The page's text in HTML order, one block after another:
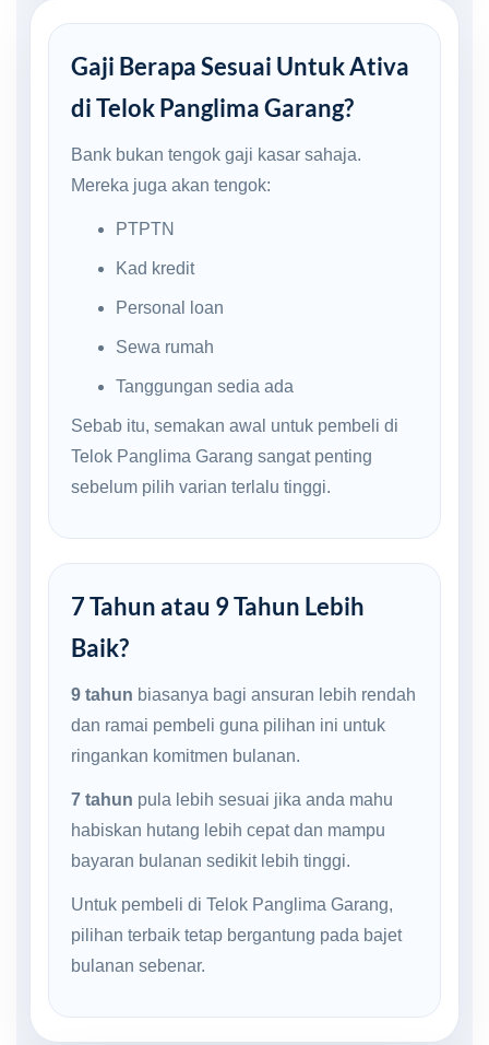
Gaji Berapa Sesuai Untuk Ativa
di Telok Panglima Garang?
Bank bukan tengok gaji kasar sahaja.
Mereka juga akan tengok:
PTPTN
Kad kredit
Personal loan
Sewa rumah
Tanggungan sedia ada
Sebab itu, semakan awal untuk pembeli di
Telok Panglima Garang sangat penting
sebelum pilih varian terlalu tinggi.
7 Tahun atau 9 Tahun Lebih
Baik?
9 tahun biasanya bagi ansuran lebih rendah
dan ramai pembeli guna pilihan ini untuk
ringankan komitmen bulanan.
7 tahun pula lebih sesuai jika anda mahu
habiskan hutang lebih cepat dan mampu
bayaran bulanan sedikit lebih tinggi.
Untuk pembeli di Telok Panglima Garang,
pilihan terbaik tetap bergantung pada bajet
bulanan sebenar.